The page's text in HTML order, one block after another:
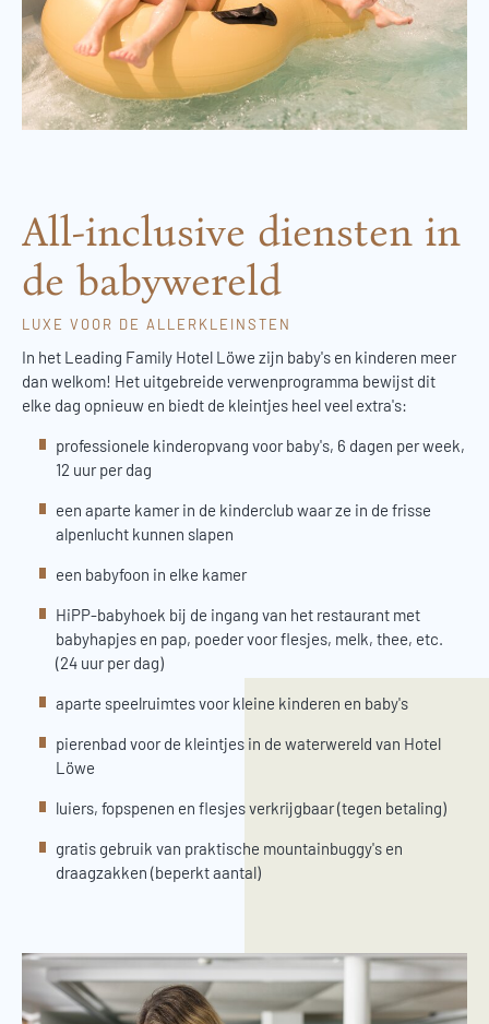
All-inclusive diensten in
de babywereld
LUXE VOOR DE ALLERKLEINSTEN
In het Leading Family Hotel Löwe zijn baby's en kinderen meer
dan welkom! Het uitgebreide verwenprogramma bewijst dit
elke dag opnieuw en biedt de kleintjes heel veel extra's:
professionele kinderopvang voor baby's, 6 dagen per week,
12 uur per dag
een aparte kamer in de kinderclub waar ze in de frisse
alpenlucht kunnen slapen
een babyfoon in elke kamer
HiPP-babyhoek bij de ingang van het restaurant met
babyhapjes en pap, poeder voor flesjes, melk, thee, etc.
(24 uur per dag)
aparte speelruimtes voor kleine kinderen en baby's
pierenbad voor de kleintjes in de waterwereld van Hotel
Löwe
luiers, fopspenen en flesjes verkrijgbaar (tegen betaling)
gratis gebruik van praktische mountainbuggy's en
draagzakken (beperkt aantal)